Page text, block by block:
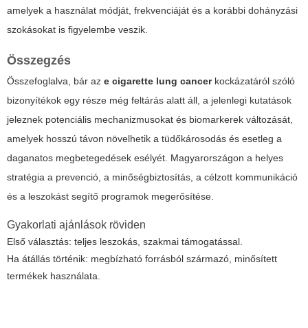
amelyek a használat módját, frekvenciáját és a korábbi dohányzási
szokásokat is figyelembe veszik.
Összegzés
Összefoglalva, bár az e cigarette lung cancerkockázatáról szóló
bizonyítékok egy része még feltárás alatt áll, a jelenlegi kutatások
jeleznek potenciális mechanizmusokat és biomarkerek változását,
amelyek hosszú távon növelhetik a tüdőkárosodás és esetleg a
daganatos megbetegedések esélyét. Magyarországon a helyes
stratégia a prevenció, a minőségbiztosítás, a célzott kommunikáció
és a leszokást segítő programok megerősítése.
Gyakorlati ajánlások röviden
Első választás: teljes leszokás, szakmai támogatással.
Ha átállás történik: megbízható forrásból származó, minősített
termékek használata.